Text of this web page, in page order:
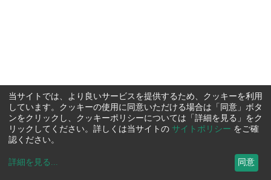
当サイトでは、より良いサービスを提供するため、クッキーを利用
しています。クッキーの使用に同意いただける場合は「同意」ボタ
ンをクリックし、クッキーポリシーについては「詳細を見る」をク
リックしてください。詳しくは当サイトの サイトポリシー をご確
認ください。
詳細を見る ... 同意